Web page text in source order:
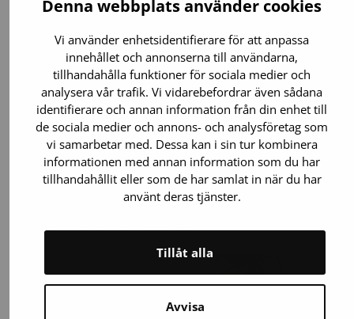
Denna webbplats använder cookies
Vi använder enhetsidentifierare för att anpassa
innehållet och annonserna till användarna,
tillhandahålla funktioner för sociala medier och
analysera vår trafik. Vi vidarebefordrar även sådana
identifierare och annan information från din enhet till
de sociala medier och annons- och analysföretag som
vi samarbetar med. Dessa kan i sin tur kombinera
informationen med annan information som du har
tillhandahållit eller som de har samlat in när du har
använt deras tjänster.
Avvisa
Tillåt alla
Utrikesresa kan tillfälligt hindra
blodgivning – kontrollera
begränsningarna i tid
Blodgivare behövs året runt – även på
sommaren, då många anpassar sin vardag
efter semestern. En utrikesresa kan dock
förhindra blodgivning i upp till en månad på
grund av epidemisäsongen…